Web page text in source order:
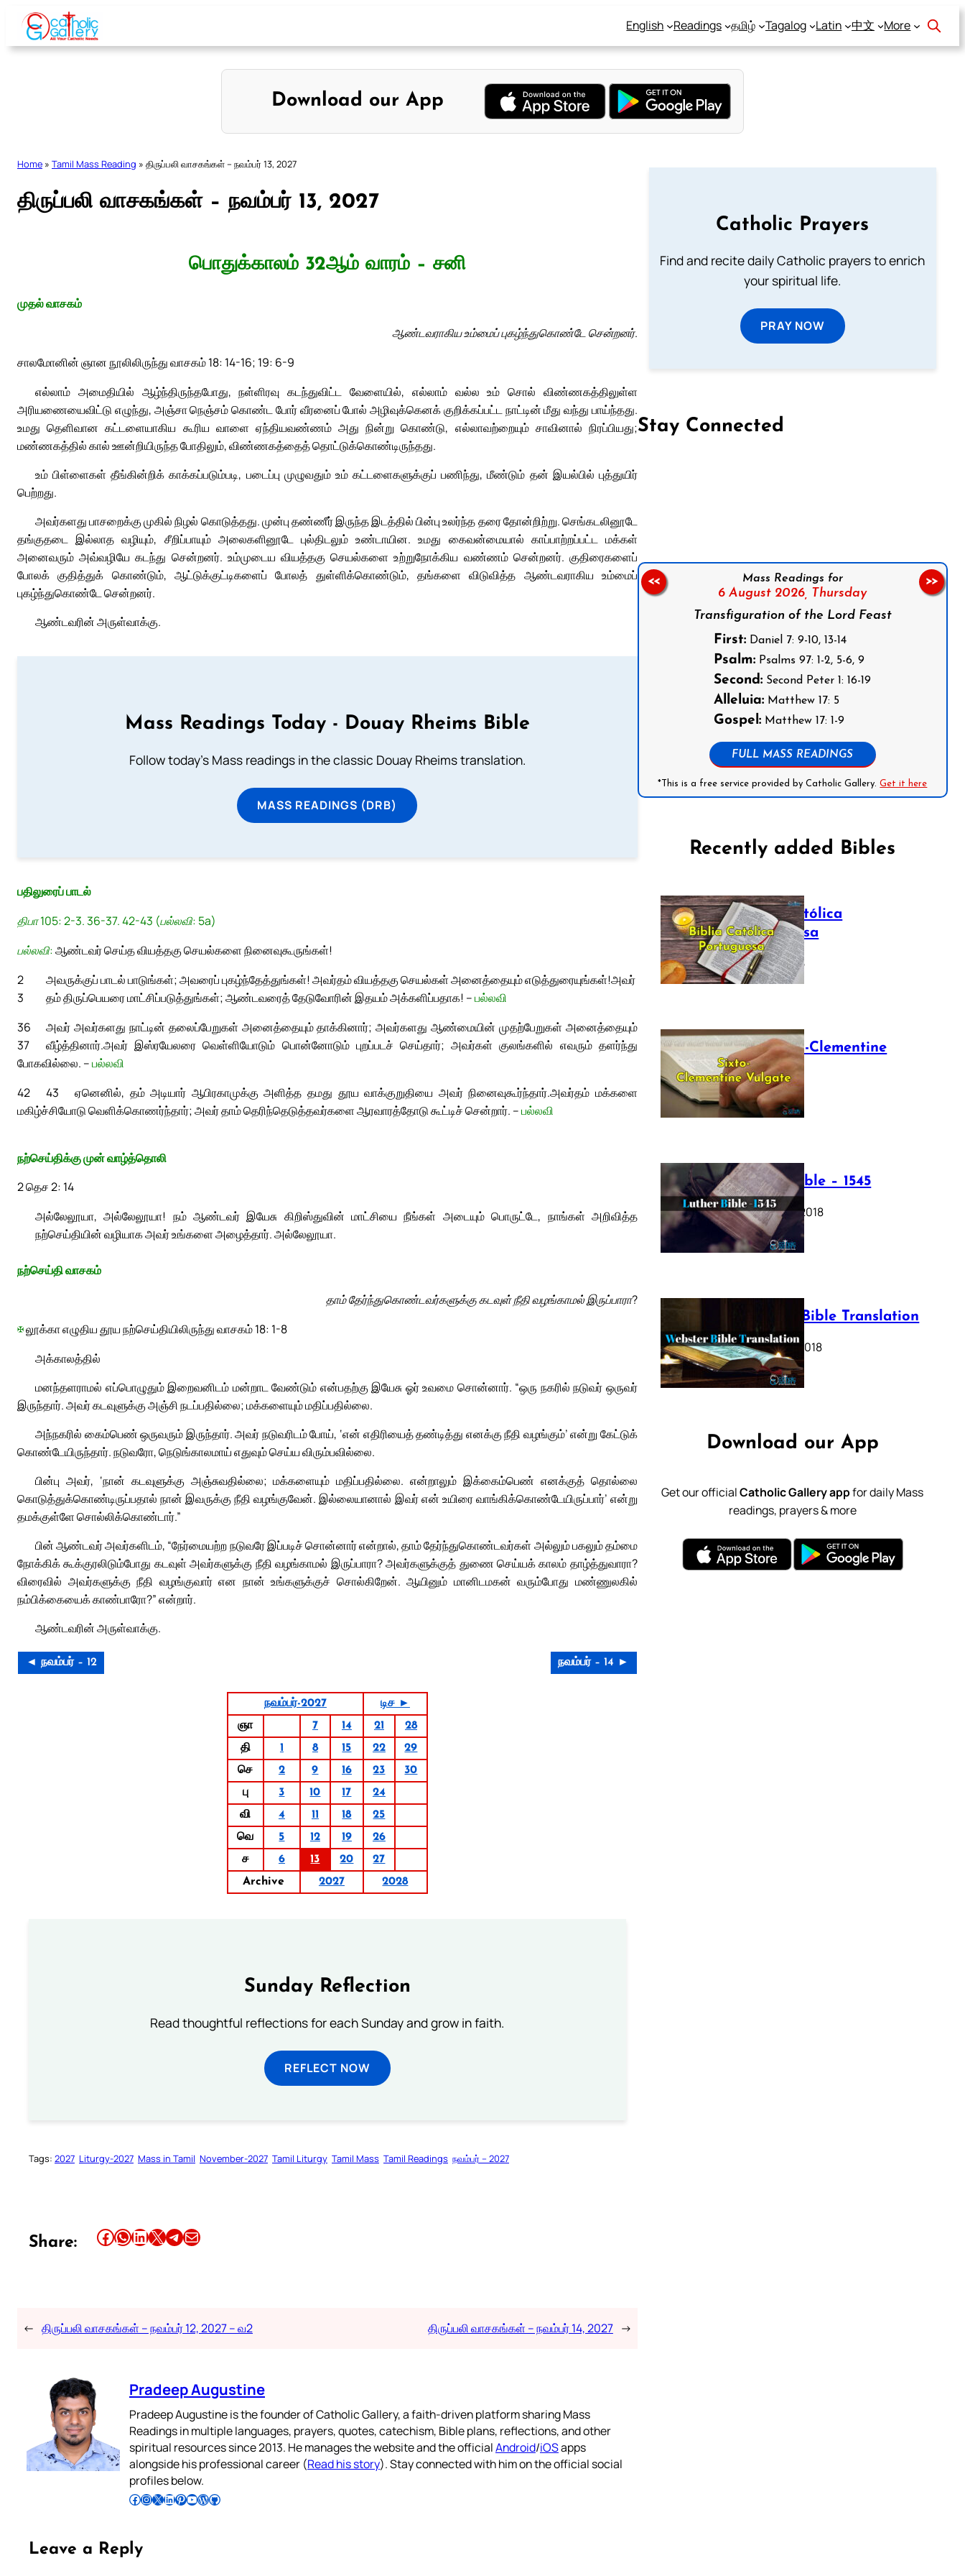
Skip
content
English Readings தமிழ் Tagalog Latin 中文 More
Download our App
Home » Tamil Mass Reading » திருப்பலி வாசகங்கள் – நவம்பர் 13, 2027
திருப்பலி வாசகங்கள் – நவம்பர் 13, 2027
பொதுக்காலம் 32ஆம் வாரம் – சனி
முதல் வாசகம்
ஆண்டவராகிய உம்மைப் புகழ்ந்துகொண்டே சென்றனர்.
சாலமோனின் ஞான நூலிலிருந்து வாசகம் 18: 14-16; 19: 6-9
எல்லாம் அமைதியில் ஆழ்ந்திருந்தபோது, நள்ளிரவு கடந்துவிட்ட வேளையில், எல்லாம் வல்ல உம் சொல் விண்ணகத்திலுள்ள
அரியணையைவிட்டு எழுந்து, அஞ்சா நெஞ்சம் கொண்ட போர் வீரனைப் போல் அழிவுக்கெனக் குறிக்கப்பட்ட நாட்டின் மீது வந்து பாய்ந்தது.
உமது தெளிவான கட்டளையாகிய கூரிய வாளை ஏந்தியவண்ணம் அது நின்று கொண்டு, எல்லாவற்றையும் சாவினால் நிரப்பியது;
மண்ணகத்தில் கால் ஊன்றியிருந்த போதிலும், விண்ணகத்தைத் தொட்டுக்கொண்டிருந்தது.
உம் பிள்ளைகள் தீங்கின்றிக் காக்கப்படும்படி, படைப்பு முழுவதும் உம் கட்டளைகளுக்குப் பணிந்து, மீண்டும் தன் இயல்பில் புத்துயிர்
பெற்றது.
அவர்களது பாசறைக்கு முகில் நிழல் கொடுத்தது. முன்பு தண்ணீர் இருந்த இடத்தில் பின்பு உலர்ந்த தரை தோன்றிற்று. செங்கடலினூடே
தங்குதடை இல்லாத வழியும், சீறிப்பாயும் அலைகளினூடே புல்திடலும் உண்டாயின. உமது கைவன்மையால் காப்பாற்றப்பட்ட மக்கள்
அனைவரும் அவ்வழியே கடந்து சென்றனர். உம்முடைய வியத்தகு செயல்களை உற்றுநோக்கிய வண்ணம் சென்றனர். குதிரைகளைப்
போலக் குதித்துக் கொண்டும், ஆட்டுக்குட்டிகளைப் போலத் துள்ளிக்கொண்டும், தங்களை விடுவித்த ஆண்டவராகிய உம்மைப்
புகழ்ந்துகொண்டே சென்றனர்.
ஆண்டவரின் அருள்வாக்கு.
Mass Readings Today - Douay Rheims Bible
Follow today's Mass readings in the classic Douay Rheims translation.
MASS READINGS (DRB)
பதிலுரைப் பாடல்
திபா 105: 2-3. 36-37. 42-43 (பல்லவி: 5a)
பல்லவி:ஆண்டவர் செய்த வியத்தகு செயல்களை நினைவுகூருங்கள்!
2
அவருக்குப் பாடல் பாடுங்கள்; அவரைப் புகழ்ந்தேத்துங்கள்! அவர்தம் வியத்தகு செயல்கள் அனைத்தையும் எடுத்துரையுங்கள்!
3
அவர்
தம் திருப்பெயரை மாட்சிப்படுத்துங்கள்; ஆண்டவரைத் தேடுவோரின் இதயம் அக்களிப்பதாக! –பல்லவி
36
அவர் அவர்களது நாட்டின் தலைப்பேறுகள் அனைத்தையும் தாக்கினார்; அவர்களது ஆண்மையின் முதற்பேறுகள் அனைத்தையும்
வீழ்த்தினார்.
37
அவர் இஸ்ரயேலரை வெள்ளியோடும் பொன்னோடும் புறப்படச் செய்தார்; அவர்கள் குலங்களில் எவரும் தளர்ந்து
போகவில்லை. –பல்லவி
42
ஏனெனில், தம் அடியார் ஆபிரகாமுக்கு அளித்த தமது தூய வாக்குறுதியை அவர் நினைவுகூர்ந்தார்.
43
அவர்தம் மக்களை
மகிழ்ச்சியோடு வெளிக்கொணர்ந்தார்; அவர் தாம் தெரிந்தெடுத்தவர்களை ஆரவாரத்தோடு கூட்டிச் சென்றார். –பல்லவி
நற்செய்திக்கு முன் வாழ்த்தொலி
2 தெச 2: 14
அல்லேலூயா, அல்லேலூயா! நம் ஆண்டவர் இயேசு கிறிஸ்துவின் மாட்சியை நீங்கள் அடையும் பொருட்டே, நாங்கள் அறிவித்த
நற்செய்தியின் வழியாக அவர் உங்களை அழைத்தார். அல்லேலூயா.
நற்செய்தி வாசகம்
தாம் தேர்ந்துகொண்டவர்களுக்கு கடவுள் நீதி வழங்காமல் இருப்பாரா?
✠லூக்கா எழுதிய தூய நற்செய்தியிலிருந்து வாசகம் 18: 1-8
அக்காலத்தில்
மனந்தளராமல் எப்பொழுதும் இறைவனிடம் மன்றாட வேண்டும் என்பதற்கு இயேசு ஓர் உவமை சொன்னார். “ஒரு நகரில் நடுவர் ஒருவர்
இருந்தார். அவர் கடவுளுக்கு அஞ்சி நடப்பதில்லை; மக்களையும் மதிப்பதில்லை.
அந்நகரில் கைம்பெண் ஒருவரும் இருந்தார். அவர் நடுவரிடம் போய், ‘என் எதிரியைத் தண்டித்து எனக்கு நீதி வழங்கும்’ என்று கேட்டுக்
கொண்டேயிருந்தார். நடுவரோ, நெடுங்காலமாய் எதுவும் செய்ய விரும்பவில்லை.
பின்பு அவர், ‘நான் கடவுளுக்கு அஞ்சுவதில்லை; மக்களையும் மதிப்பதில்லை. என்றாலும் இக்கைம்பெண் எனக்குத் தொல்லை
கொடுத்துக்கொண்டிருப்பதால் நான் இவருக்கு நீதி வழங்குவேன். இல்லையானால் இவர் என் உயிரை வாங்கிக்கொண்டேயிருப்பார்’ என்று
தமக்குள்ளே சொல்லிக்கொண்டார்.”
பின் ஆண்டவர் அவர்களிடம், “நேர்மையற்ற நடுவரே இப்படிச் சொன்னார் என்றால், தாம் தேர்ந்துகொண்டவர்கள் அல்லும் பகலும் தம்மை
நோக்கிக் கூக்குரலிடும்போது கடவுள் அவர்களுக்கு நீதி வழங்காமல் இருப்பாரா? அவர்களுக்குத் துணை செய்யக் காலம் தாழ்த்துவாரா?
விரைவில் அவர்களுக்கு நீதி வழங்குவார் என நான் உங்களுக்குச் சொல்கிறேன். ஆயினும் மானிடமகன் வரும்போது மண்ணுலகில்
நம்பிக்கையைக் காண்பாரோ?” என்றார்.
ஆண்டவரின் அருள்வாக்கு.
◄ நவம்பர் – 12 நவம்பர் – 14 ►
நவம்பர்-2027
டிச ►
ஞா
7 14 21
28
தி
1 8 15 22
29
செ
2 9 16 23
30
பு
3 10 17
24
வி
4 11 18
25
வெ
5 12 19
26
ச
6 13 20
27
Archive
2027 2028
Sunday Reflection
Read thoughtful reflections for each Sunday and grow in faith.
REFLECT NOW
Tags: 2027 Liturgy-2027 Mass in Tamil November-2027 Tamil Liturgy Tamil Mass Tamil Readings நவம்பர் – 2027
Share: Share this article on Facebook Share this article on WhatsApp Share this article on LinkedIn Share this article on X Share this article on TelegramEmail this Article
← திருப்பலி வாசகங்கள் – நவம்பர் 12, 2027 – வ2 திருப்பலி வாசகங்கள் – நவம்பர் 14, 2027 →
Pradeep Augustine
Pradeep Augustine is the founder of Catholic Gallery, a faith-driven platform sharing Mass
Readings in multiple languages, prayers, quotes, catechism, Bible plans, reflections, and other
spiritual resources since 2013. He manages the website and the officialAndroid/iOSapps
alongside his professional career (Read his story). Stay connected with him on the official social
profiles below.
Follow Pradeep on Facebook Follow Pradeep on InstagramFollow Pradeep on X Follow Pradeep on LinkedIn Follow Pradeep on Pinterest Subscribe to Pradeep’s Youtube Channel Follow Pradeep on WordPress Follow Pradeep on GitHub
Leave a Reply
Catholic Prayers
Find and recite daily Catholic prayers to enrich
your spiritual life.
PRAY NOW
Stay Connected
Mass Readings for
6 August 2026, Thursday
Transfiguration of the Lord Feast
First: Daniel 7: 9-10, 13-14
Psalm: Psalms 97: 1-2, 5-6, 9
Second: Second Peter 1: 16-19
Alleluia: Matthew 17: 5
Gospel: Matthew 17: 1-9
FULL MASS READINGS
*This is a free service provided by Catholic Gallery.Get it here
<< >>
Recently added Bibles
Bíblia Católica
Portuguesa
July 16, 2025
The Sixto-Clementine
Vulgate
July 12, 2025
Luther Bible – 1545
October 17, 2018
Webster Bible Translation
October 11, 2018
Download our App
Get our officialCatholic Gallery appfor daily Mass
readings, prayers & more